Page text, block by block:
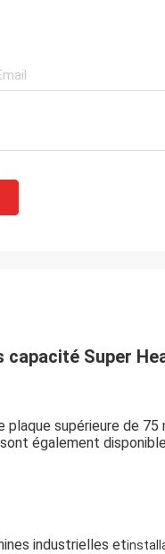
Super
supérieure de 75
également
industrielles et